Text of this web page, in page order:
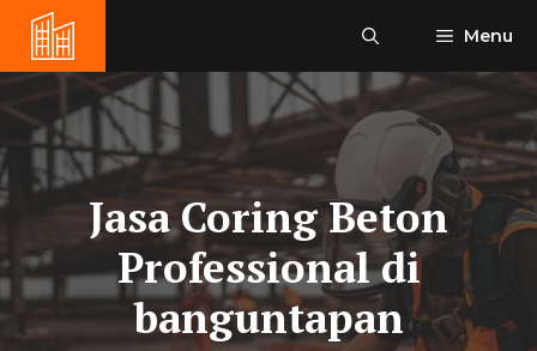
content
Menu
Jasa Coring Beton
Professional di
banguntapan